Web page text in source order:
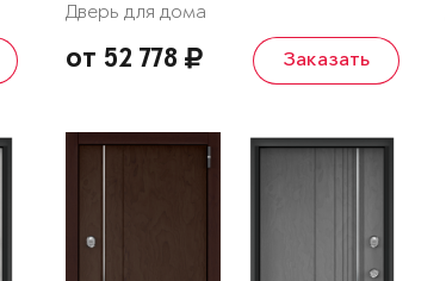
Дверь для дома
от 52 778 Заказать